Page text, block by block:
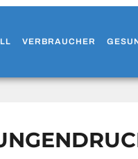
VERBRAUCHER